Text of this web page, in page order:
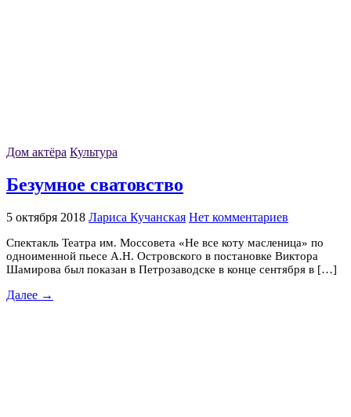
Дом актёра Культура
Безумное сватовство
5 октября 2018 Лариса Кучанская Нет комментариев
Спектакль Театра им. Моссовета «Не все коту масленица» по
одноименной пьесе А.Н. Островского в постановке Виктора
Шамирова был показан в Петрозаводске в конце сентября в […]
Далее →